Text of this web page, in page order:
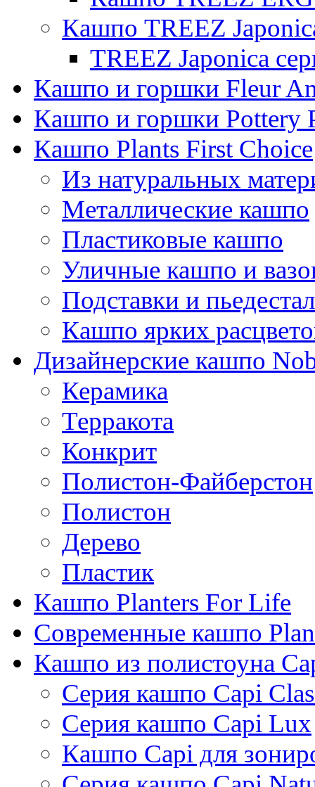
Кашпо TREEZ
TREEZ Japonica
Кашпо и горшки Fleur
Кашпо и горшки Pottery
Кашпо Plants First Choice
Из натуральных
Металлические кашпо
Пластиковые кашпо
Уличные кашпо и
Подставки и
Кашпо ярких
Дизайнерские кашпо
Керамика
Терракота
Конкрит
Полистон-Файберстон
Полистон
Дерево
Пластик
Кашпо Planters For Life
Современные кашпо
Кашпо из полистоуна
Серия кашпо Capi
Серия кашпо Capi Lux
Кашпо Capi для